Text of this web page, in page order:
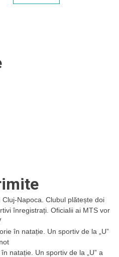
Cluj-Napoca. Clubul plătește doi
înregistrați. Oficialii ai MTS vor
în natație. Un sportiv de la „U”
natație. Un sportiv de la „U” a